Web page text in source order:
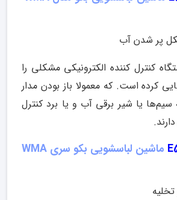
پر شدن آب
کنترل کننده الکترونیکی مشکلی را
کرده است. که معمولا باز بودن مدار
یا شیر برقی آب و یا برد کنترل
ماشین لباسشویی بکو سری WMA
تخلیه